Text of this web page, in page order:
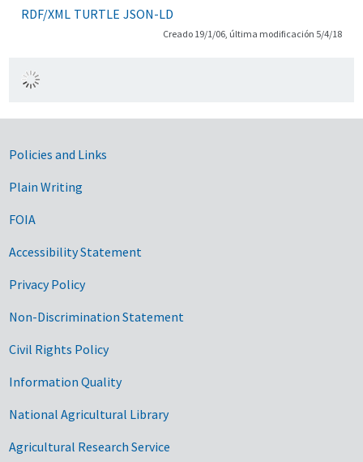
RDF/XML TURTLE JSON-LD
Creado 19/1/06, última modificación 5/4/18
Government Links
Policies and Links
Plain Writing
FOIA
Accessibility Statement
Privacy Policy
Non-Discrimination Statement
Civil Rights Policy
Information Quality
National Agricultural Library
Agricultural Research Service